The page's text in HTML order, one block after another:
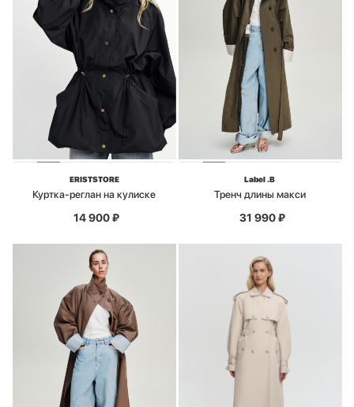
ERISTSTORE
Куртка-реглан на кулиске
14 900₽
Label .B
Тренч длины макси
31 990₽